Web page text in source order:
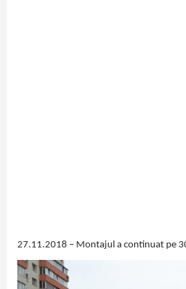
27.11.2018 – Montajul a continuat pe